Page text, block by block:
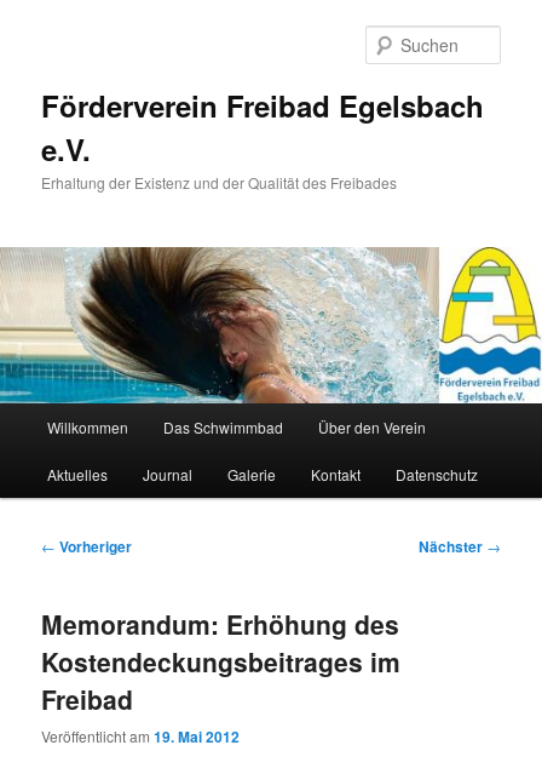
Förderverein Freibad Egelsbach
e.V.
Erhaltung der Existenz und der Qualität des Freibades
Willkommen Das Schwimmbad Über den Verein
Aktuelles Journal Galerie Kontakt Datenschutz
Beitragsnavigation
← Vorheriger Nächster →
Memorandum: Erhöhung des
Kostendeckungsbeitrages im
Freibad
Veröffentlicht am19. Mai 2012